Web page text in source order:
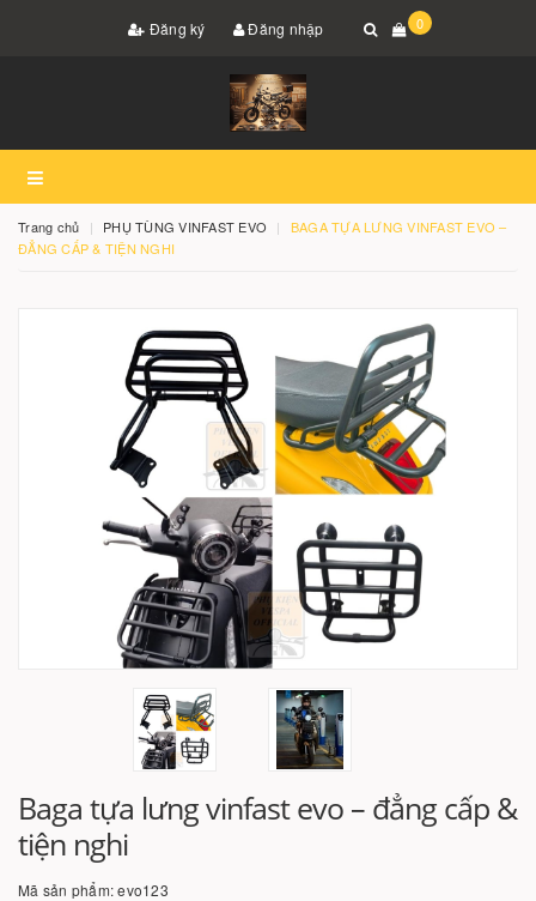
Đăng ký Đăng nhập 0
Trang chủ PHỤ TÙNG VINFAST EVO
BAGA TỰA LƯNG VINFAST EVO –
ĐẲNG CẤP & TIỆN NGHI
Baga tựa lưng vinfast evo – đẳng cấp &
tiện nghi
Mã sản phẩm:evo123